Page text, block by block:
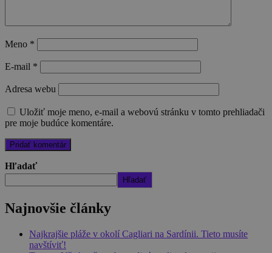
Meno *
E-mail *
Adresa webu
Uložiť moje meno, e-mail a webovú stránku v tomto prehliadači
pre moje budúce komentáre.
Hľadať
Hľadať
Najnovšie články
Najkrajšie pláže v okolí Cagliari na Sardínii. Tieto musíte
navštíviť!